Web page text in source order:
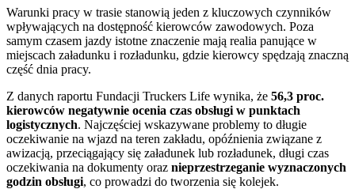
Warunki pracy w trasie stanowią jeden z kluczowych czynników
wpływających na dostępność kierowców zawodowych. Poza
samym czasem jazdy istotne znaczenie mają realia panujące w
miejscach załadunku i rozładunku, gdzie kierowcy spędzają znaczną
część dnia pracy.
Z danych raportu Fundacji Truckers Life wynika, że 56,3 proc.
kierowców negatywnie ocenia czas obsługi w punktach
logistycznych. Najczęściej wskazywane problemy to długie
oczekiwanie na wjazd na teren zakładu, opóźnienia związane z
awizacją, przeciągający się załadunek lub rozładunek, długi czas
oczekiwania na dokumenty oraz nieprzestrzeganie wyznaczonych
godzin obsługi, co prowadzi do tworzenia się kolejek.